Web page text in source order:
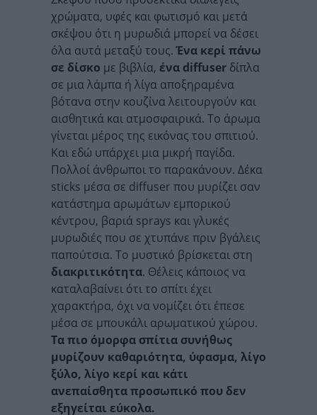
χρώματα, υφές και φωτισμό και μετά
σκέψου ότι η μυρωδιά μπορεί να δέσει
όλα αυτά μεταξύ τους.Ένα κερί πάνω
σε δίσκο με βιβλία, ένα diffuser δίπλα
σε μια λάμπα ή λίγα αποξηραμένα
βότανα στην κουζίνα λειτουργούν και
αισθητικά και ατμοσφαιρικά. Το άρωμα
γίνεται μέρος της εικόνας του σπιτιού.
Και εδώ υπάρχει μια μικρή παγίδα.
Πολλοί άνθρωποι το παρακάνουν. Δέκα
sticks μέσα σε diffuser που μυρίζει σαν
κατάστημα αρωμάτων εμπορικού
κέντρου, βαριά sprays και γλυκές
μυρωδιές που σε χτυπάνε πριν βγάλεις
παπούτσια. Το μυστικό βρίσκεται στη
διακριτικότητα. Θέλεις κάποιος να
καταλαβαίνει ότι το σπίτι έχει
χαρακτήρα, όχι να νομίζει ότι έπεσε
μέσα σε μπουκάλι αρωματικού χώρου.
Τα πιο όμορφα σπίτια συνήθως
μυρίζουν καθαριότητα, ύφασμα, λίγο
ξύλο, λίγο κερί και κάτι
ανεπαίσθητα προσωπικό που δεν
εξηγείται εύκολα.